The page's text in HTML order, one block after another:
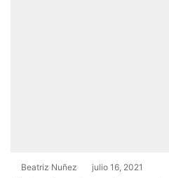
Beatriz Nuñez julio 16, 2021